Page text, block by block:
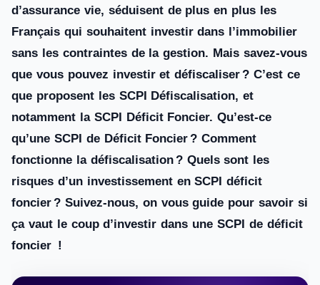
d’assurance vie, séduisent de plus en plus les
Français qui souhaitent investir dans l’immobilier
sans les contraintes de la gestion. Mais savez-vous
que vous pouvez investir et défiscaliser ? C’est ce
que proposent les SCPI Défiscalisation, et
notamment la SCPI Déficit Foncier. Qu’est-ce
qu’une SCPI de Déficit Foncier ? Comment
fonctionne la défiscalisation ? Quels sont les
risques d’un investissement en SCPI déficit
foncier ? Suivez-nous, on vous guide pour savoir si
ça vaut le coup d’investir dans une SCPI de déficit
foncier !